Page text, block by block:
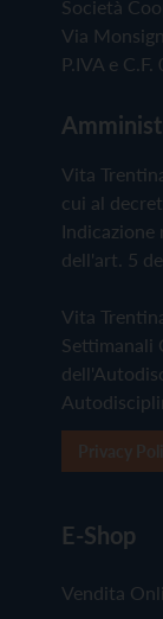
Società
Via
P.IVA e
Vita
cui al
Indicazione
dell'art. 5
Vita
Settimanali
E-Shop
Vendita